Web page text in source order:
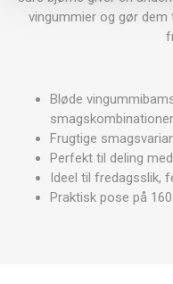
vingummier og gør dem
Bløde
Frugtige
Perfekt til deling
Ideel til fredagsslik,
Praktisk pose på 160